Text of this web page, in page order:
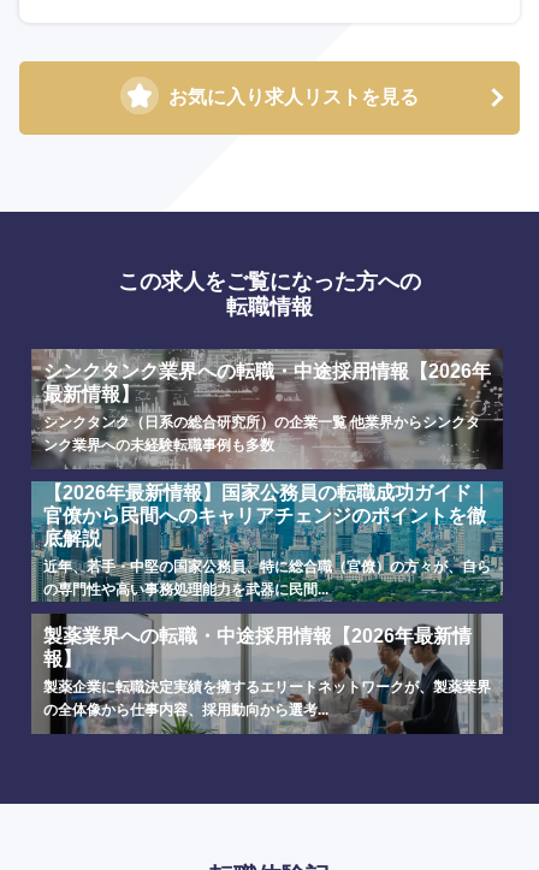
お気に入り求人リストを見る
この求人をご覧になった方への
転職情報
シンクタンク業界への転職・中途採用情報【2026年
最新情報】
シンクタンク（日系の総合研究所）の企業一覧 他業界からシンクタ
ンク業界への未経験転職事例も多数
【2026年最新情報】国家公務員の転職成功ガイド｜
官僚から民間へのキャリアチェンジのポイントを徹
底解説
近年、若手・中堅の国家公務員、特に総合職（官僚）の方々が、自ら
の専門性や高い事務処理能力を武器に民間...
製薬業界への転職・中途採用情報【2026年最新情
報】
製薬企業に転職決定実績を擁するエリートネットワークが、製薬業界
の全体像から仕事内容、採用動向から選考...